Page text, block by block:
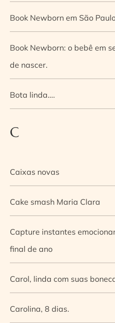
Book Newborn em São
Book Newborn: o bebê em
de nascer.
Bota linda….
C
Caixas novas
Cake smash Maria Clara
Capture instantes
final de ano
Carol, linda com suas
Carolina, 8 dias.